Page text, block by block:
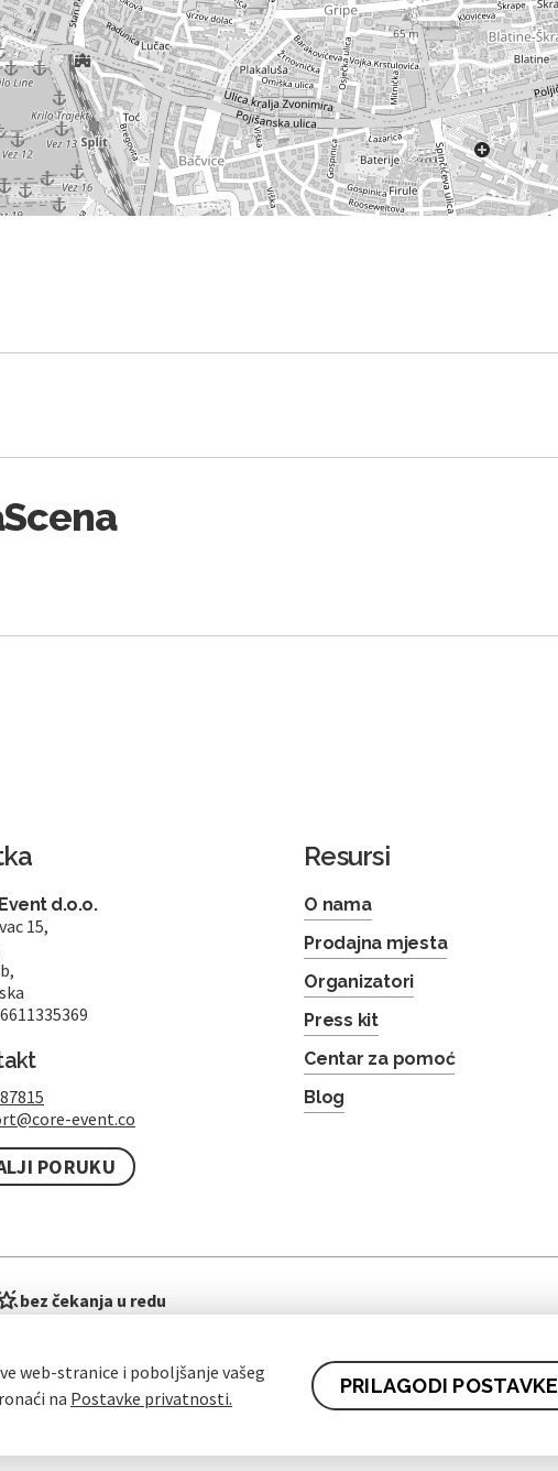
web-stranice i poboljšanje vašeg
na Postavke privatnosti.
PRILAGODI POSTAVKE
d.o.o.
15,
event.co
PORUKU
Resursi
O nama
Prodajna mjesta
Organizatori
Press kit
Centar za pomoć
Blog
bez čekanja u redu